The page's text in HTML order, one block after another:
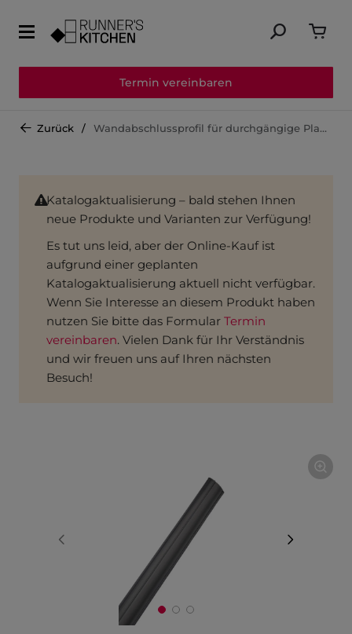
Termin vereinbaren
Zurück Wandabschlussprofil für durchgängige Planung mit Nischenverkleidungen WAPN400
Katalogaktualisierung – bald stehen Ihnen
neue Produkte und Varianten zur Verfügung!
Es tut uns leid, aber der Online-Kauf ist
aufgrund einer geplanten
Katalogaktualisierung aktuell nicht verfügbar.
Wenn Sie Interesse an diesem Produkt haben
nutzen Sie bitte das Formular Termin
vereinbaren. Vielen Dank für Ihr Verständnis
und wir freuen uns auf Ihren nächsten
Besuch!